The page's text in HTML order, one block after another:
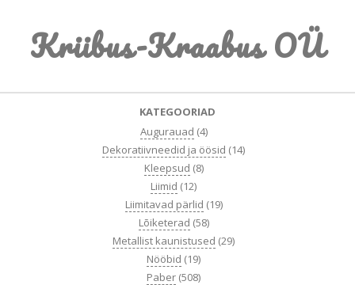
contentKriibus-Kraabus OÜ
KATEGOORIAD
Augurauad (4)
Dekoratiivneedid ja öösid (14)
Kleepsud (8)
Liimid (12)
Liimitavad pärlid (19)
Lõiketerad (58)
Metallist kaunistused (29)
Nööbid (19)
Paber (508)